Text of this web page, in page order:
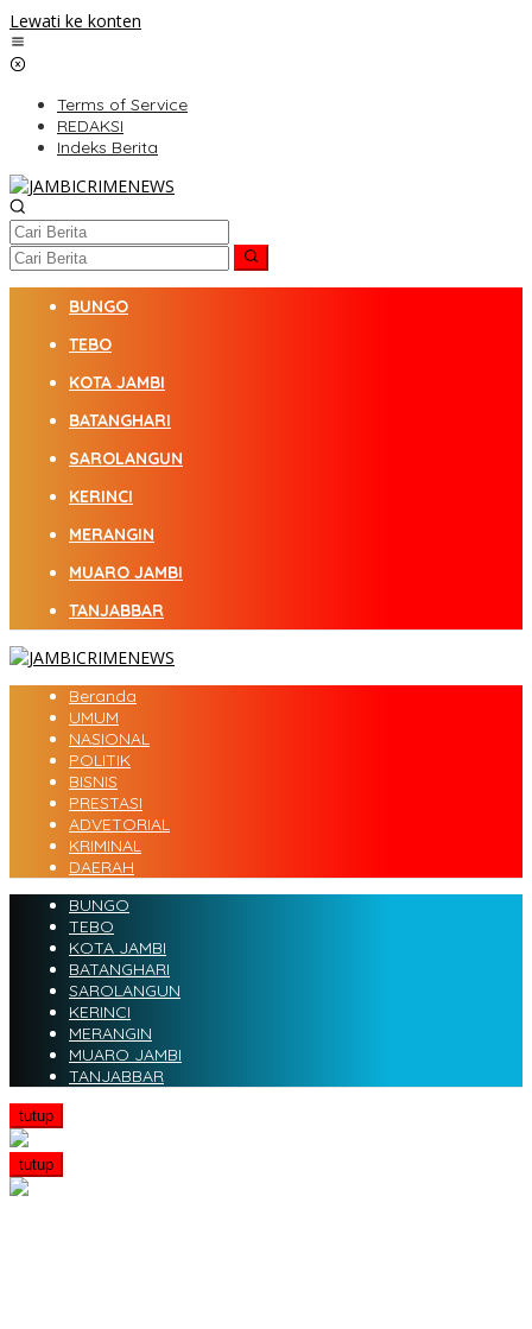
Lewati ke konten
Terms of Service
REDAKSI
Indeks Berita
BUNGO
TEBO
KOTA JAMBI
BATANGHARI
SAROLANGUN
KERINCI
MERANGIN
MUARO JAMBI
TANJABBAR
Beranda
UMUM
NASIONAL
POLITIK
BISNIS
PRESTASI
ADVETORIAL
KRIMINAL
DAERAH
BUNGO
TEBO
KOTA JAMBI
BATANGHARI
SAROLANGUN
KERINCI
MERANGIN
MUARO JAMBI
TANJABBAR
tutup
tutup